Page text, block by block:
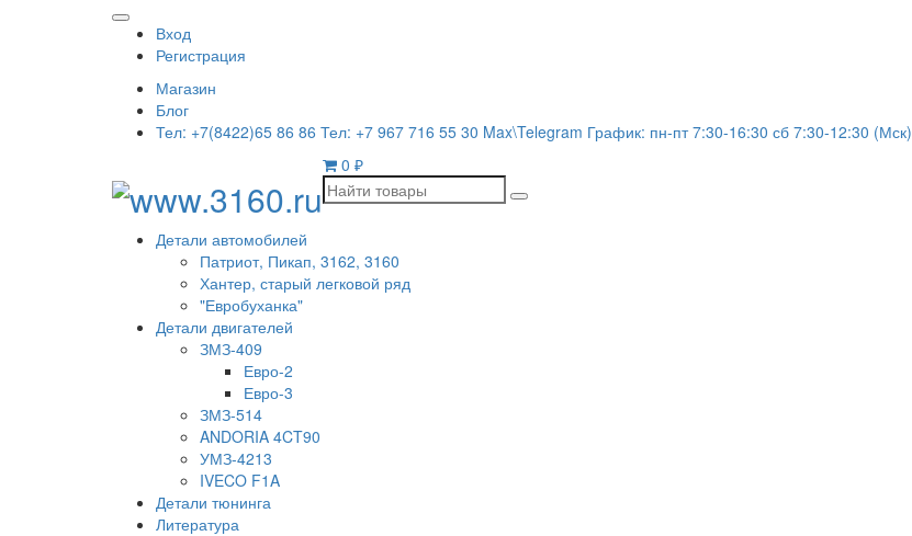
Вход
Регистрация
Магазин
Блог
Тел: +7(8422)65 86 86 Тел: +7 967 716 55 30 Max\Telegram График: пн-пт 7:30-16:30 сб 7:30-12:30 (Мск)
0 ₽
Детали автомобилей
Патриот, Пикап, 3162, 3160
Хантер, старый легковой ряд
"Евробуханка"
Детали двигателей
ЗМЗ-409
Евро-2
Евро-3
ЗМЗ-514
ANDORIA 4CT90
УМЗ-4213
IVECO F1A
Детали тюнинга
Литература